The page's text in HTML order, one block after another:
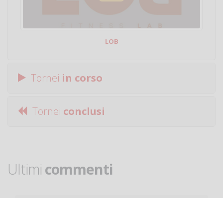
LOB
Tornei in corso
Tornei conclusi
Ultimi commenti